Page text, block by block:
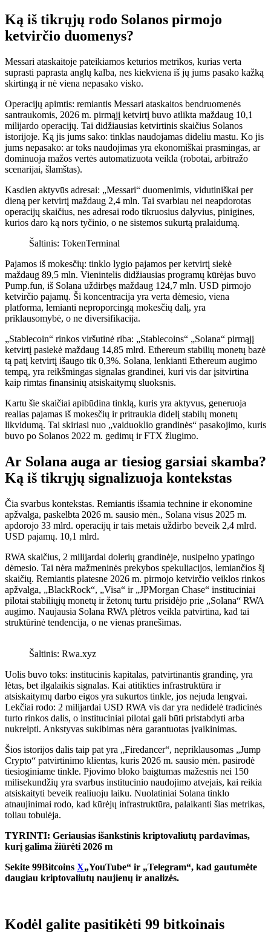
Ką iš tikrųjų rodo Solanos pirmojo
ketvirčio duomenys?
Messari ataskaitoje pateikiamos keturios metrikos, kurias verta
suprasti paprasta anglų kalba, nes kiekviena iš jų jums pasako kažką
skirtingą ir nė viena nepasako visko.
Operacijų apimtis: remiantis Messari ataskaitos bendruomenės
santraukomis, 2026 m. pirmąjį ketvirtį buvo atlikta maždaug 10,1
milijardo operacijų. Tai didžiausias ketvirtinis skaičius Solanos
istorijoje. Ką jis jums sako: tinklas naudojamas dideliu mastu. Ko jis
jums nepasako: ar toks naudojimas yra ekonomiškai prasmingas, ar
dominuoja mažos vertės automatizuota veikla (robotai, arbitražo
scenarijai, šlamštas).
Kasdien aktyvūs adresai: „Messari“ duomenimis, vidutiniškai per
dieną per ketvirtį maždaug 2,4 mln. Tai svarbiau nei neapdorotas
operacijų skaičius, nes adresai rodo tikruosius dalyvius, pinigines,
kurios daro ką nors tyčinio, o ne sistemos sukurtą pralaidumą.
Šaltinis: TokenTerminal
Pajamos iš mokesčių: tinklo lygio pajamos per ketvirtį siekė
maždaug 89,5 mln. Vienintelis didžiausias programų kūrėjas buvo
Pump.fun, iš Solana uždirbęs maždaug 124,7 mln. USD pirmojo
ketvirčio pajamų. Ši koncentracija yra verta dėmesio, viena
platforma, lemianti neproporcingą mokesčių dalį, yra
priklausomybė, o ne diversifikacija.
„Stablecoin“ rinkos viršutinė riba: „Stablecoins“ „Solana“ pirmąjį
ketvirtį pasiekė maždaug 14,85 mlrd. Ethereum stabilių monetų bazė
tą patį ketvirtį išaugo tik 0,3%. Solana, lenkianti Ethereum augimo
tempą, yra reikšmingas signalas grandinei, kuri vis dar įsitvirtina
kaip rimtas finansinių atsiskaitymų sluoksnis.
Kartu šie skaičiai apibūdina tinklą, kuris yra aktyvus, generuoja
realias pajamas iš mokesčių ir pritraukia didelį stabilų monetų
likvidumą. Tai skiriasi nuo „vaiduoklio grandinės“ pasakojimo, kuris
buvo po Solanos 2022 m. gedimų ir FTX žlugimo.
Ar Solana auga ar tiesiog garsiai skamba?
Ką iš tikrųjų signalizuoja kontekstas
Čia svarbus kontekstas. Remiantis išsamia technine ir ekonomine
apžvalga, paskelbta 2026 m. sausio mėn., Solana visus 2025 m.
apdorojo 33 mlrd. operacijų ir tais metais uždirbo beveik 2,4 mlrd.
USD pajamų. 10,1 mlrd.
RWA skaičius, 2 milijardai dolerių grandinėje, nusipelno ypatingo
dėmesio. Tai nėra mažmeninės prekybos spekuliacijos, lemiančios šį
skaičių. Remiantis platesne 2026 m. pirmojo ketvirčio veiklos rinkos
apžvalga, „BlackRock“, „Visa“ ir „JPMorgan Chase“ instituciniai
pilotai stabiliųjų monetų ir žetonų turtu prisidėjo prie „Solana“ RWA
augimo. Naujausia Solana RWA plėtros veikla patvirtina, kad tai
struktūrinė tendencija, o ne vienas pranešimas.
Šaltinis: Rwa.xyz
Uolis buvo toks: institucinis kapitalas, patvirtinantis grandinę, yra
lėtas, bet ilgalaikis signalas. Kai atitikties infrastruktūra ir
atsiskaitymų darbo eigos yra sukurtos tinkle, jos nejuda lengvai.
Lekčiai rodo: 2 milijardai USD RWA vis dar yra nedidelė tradicinės
turto rinkos dalis, o instituciniai pilotai gali būti pristabdyti arba
nukreipti. Ankstyvas sukibimas nėra garantuotas įvaikinimas.
Šios istorijos dalis taip pat yra „Firedancer“, nepriklausomas „Jump
Crypto“ patvirtinimo klientas, kuris 2026 m. sausio mėn. pasirodė
tiesioginiame tinkle. Pjovimo bloko baigtumas mažesnis nei 150
milisekundžių yra svarbus institucinio naudojimo atvejais, kai reikia
atsiskaityti beveik realiuoju laiku. Nuolatiniai Solana tinklo
atnaujinimai rodo, kad kūrėjų infrastruktūra, palaikanti šias metrikas,
toliau tobulėja.
TYRINTI: Geriausias išankstinis kriptovaliutų pardavimas,
kurį galima žiūrėti 2026 m
Sekite 99Bitcoins X„YouTube“ ir „Telegram“, kad gautumėte
daugiau kriptovaliutų naujienų ir analizės.
Kodėl galite pasitikėti 99 bitkoinais